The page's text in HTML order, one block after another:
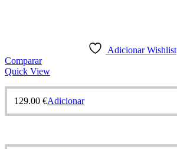
Adicionar Wishlist
Comparar
Quick View
129.00 €Adicionar